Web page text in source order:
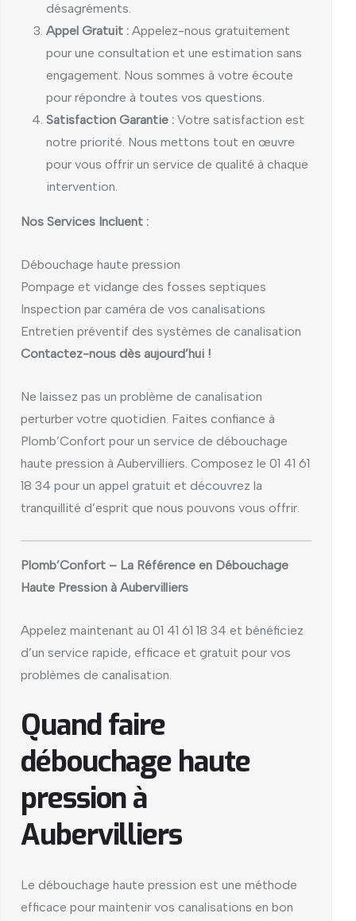
désagréments.
Appel Gratuit : Appelez-nous gratuitement
pour une consultation et une estimation sans
engagement. Nous sommes à votre écoute
pour répondre à toutes vos questions.
Satisfaction Garantie : Votre satisfaction est
notre priorité. Nous mettons tout en œuvre
pour vous offrir un service de qualité à chaque
intervention.
Nos Services Incluent :
Débouchage haute pression
Pompage et vidange des fosses septiques
Inspection par caméra de vos canalisations
Entretien préventif des systèmes de canalisation
Contactez-nous dès aujourd’hui !
Ne laissez pas un problème de canalisation
perturber votre quotidien. Faites confiance à
Plomb’Confort pour un service de débouchage
haute pression à Aubervilliers. Composez le 01 41 61
18 34 pour un appel gratuit et découvrez la
tranquillité d’esprit que nous pouvons vous offrir.
Plomb’Confort – La Référence en Débouchage
Haute Pression à Aubervilliers
Appelez maintenant au 01 41 61 18 34 et bénéficiez
d’un service rapide, efficace et gratuit pour vos
problèmes de canalisation.
Quand faire
débouchage haute
pression à
Aubervilliers
Le débouchage haute pression est une méthode
efficace pour maintenir vos canalisations en bon